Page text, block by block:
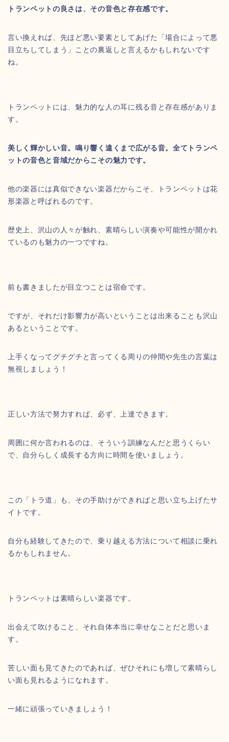
トランペットの良さは、その音色と存在感です。
言い換えれば、先ほど悪い要素としてあげた「場合によって悪
目立ちしてしまう」ことの裏返しと言えるかもしれないです
ね。
トランペットには、魅力的な人の耳に残る音と存在感がありま
す。
美しく輝かしい音。鳴り響く遠くまで広がる音。全てトランペ
ットの音色と音域だからこその魅力です。
他の楽器には真似できない楽器だからこそ、トランペットは花
形楽器と呼ばれるのです。
歴史上、沢山の人々が触れ、素晴らしい演奏や可能性が開かれ
ているのも魅力の一つですね。
前も書きましたが目立つことは宿命です。
ですが、それだけ影響力が高いということは出来ることも沢山
あるということです。
上手くなってグチグチと言ってくる周りの仲間や先生の言葉は
無視しましょう！
正しい方法で努力すれば、必ず、上達できます。
周囲に何か言われるのは、そういう訓練なんだと思うくらい
で、自分らしく成長する方向に時間を使いましょう。
この「トラ道」も、その手助けができればと思い立ち上げたサ
イトです。
自分も経験してきたので、乗り越える方法について相談に乗れ
るかもしれません。
トランペットは素晴らしい楽器です。
出会えて吹けること、それ自体本当に幸せなことだと思いま
す。
苦しい面も見てきたのであれば、ぜひそれにも増して素晴らし
い面も見れるようになれます。
一緒に頑張っていきましょう！